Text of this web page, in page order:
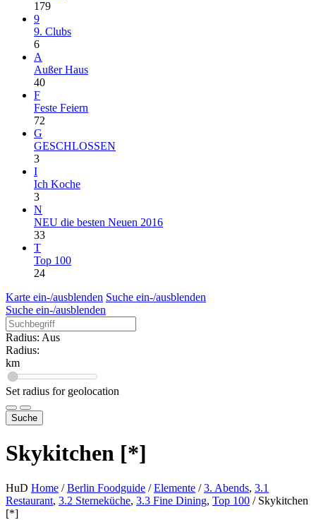
179
9
9. Clubs
6
A
Außer Haus
40
F
Feste Feiern
72
G
GESCHLOSSEN
3
I
Ich Koche
3
N
NEU die besten Neuen 2016
33
T
Top 100
24
Karte ein-/ausblenden Suche ein-/ausblenden
Suche ein-/ausblenden
Radius: Aus
Radius:
km
Set radius for geolocation
Suche
Skykitchen [*]
HuD Home / Berlin Foodguide / Elemente / 3. Abends, 3.1
Restaurant, 3.2 Sterneküche, 3.3 Fine Dining, Top 100 / Skykitchen
[*]